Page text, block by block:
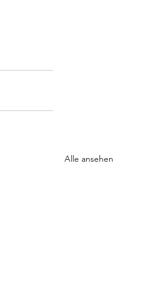
Alle ansehen